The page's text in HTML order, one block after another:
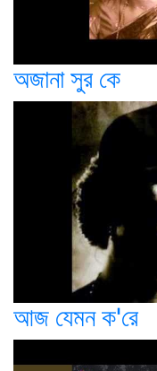
অজানা সুর কে
আজ যেমন ক'রে